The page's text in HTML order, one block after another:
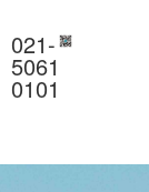
021-
5061
0101